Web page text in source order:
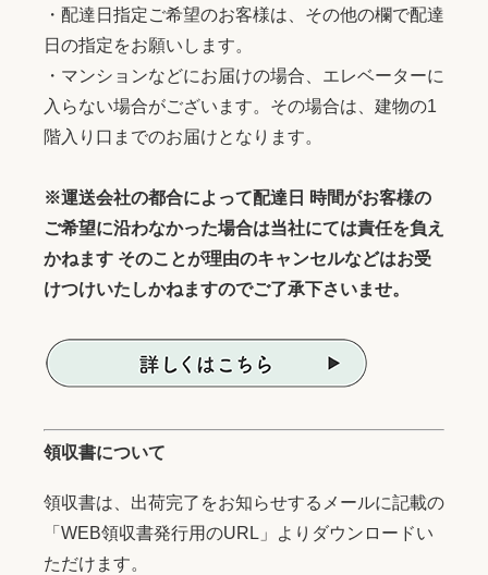
・配達日指定ご希望のお客様は、その他の欄で配達
日の指定をお願いします。
・マンションなどにお届けの場合、エレベーターに
入らない場合がございます。その場合は、建物の1
階入り口までのお届けとなります。
※運送会社の都合によって配達日 時間がお客様の
ご希望に沿わなかった場合は当社にては責任を負え
かねます そのことが理由のキャンセルなどはお受
けつけいたしかねますのでご了承下さいませ。
領収書について
領収書は、出荷完了をお知らせするメールに記載の
「WEB領収書発行用のURL」よりダウンロードい
ただけます。